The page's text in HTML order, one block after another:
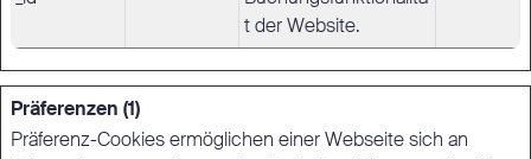
t der Website.
Präferenzen (1)
Präferenz-Cookies ermöglichen einer Webseite sich an